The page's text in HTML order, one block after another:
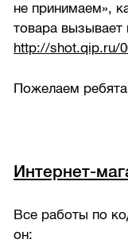
не принимаем»,
товара
http://shot.qip.ru/
Пожелаем
Интернет-
Все работы по
он: